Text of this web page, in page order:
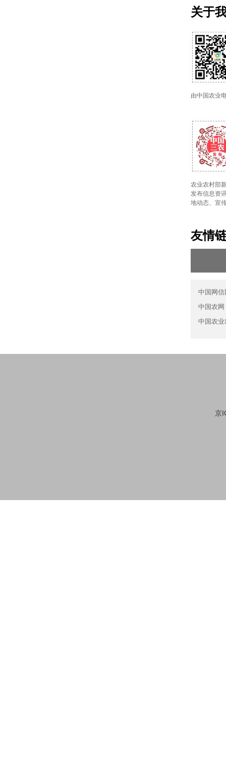
关于
由中国农业
农业农村部
发布信息资
地动态、宣
友情
中国网信
中国农网
中国农业
京